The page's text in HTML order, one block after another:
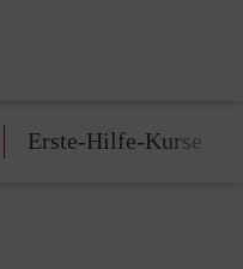
Erste-Hilfe-Kurse